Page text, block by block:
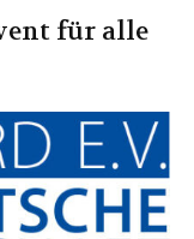
für alle